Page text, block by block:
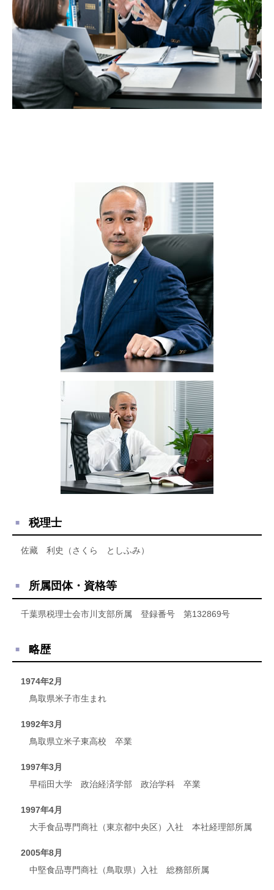
税理士
佐藏 利史（さくら としふみ）
所属団体・資格等
千葉県税理士会市川支部所属 登録番号 第132869号
略歴
1974年2月
鳥取県米子市生まれ
1992年3月
鳥取県立米子東高校 卒業
1997年3月
早稲田大学 政治経済学部 政治学科 卒業
1997年4月
大手食品専門商社（東京都中央区）入社 本社経理部所属
2005年8月
中堅食品専門商社（鳥取県）入社 総務部所属